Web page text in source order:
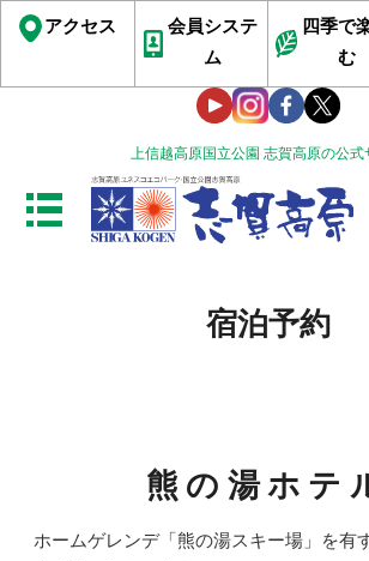
上信越高原国立公園 志賀高原の公式
アクセス
会員システ
ム
四季で
む
宿泊予約
熊の湯ホテ
ホームゲレンデ「熊の湯スキー場」を有